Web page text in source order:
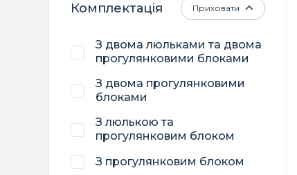
Комплектація
З двома люльками та двома
прогулянковими блоками
З двома прогулянковими
блоками
З люлькою та
прогулянковим блоком
З прогулянковим блоком
Приховати